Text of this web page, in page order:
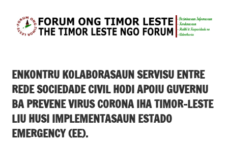
content
FONGTIL – Forum
Leste
ENKONTRU KOLABORASAUN SERVISU ENTRE
REDE SOCIEDADE CIVIL HODI APOIU GUVERNU
BA PREVENE VIRUS CORONA IHA TIMOR-LESTE
LIU HUSI IMPLEMENTASAUN ESTADO
EMERGENCY (EE).